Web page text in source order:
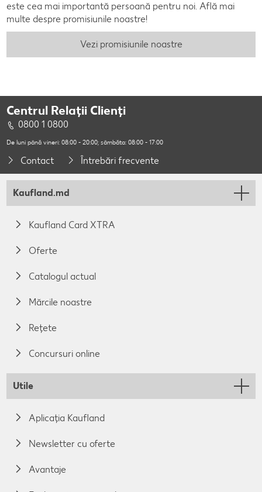
este cea mai importantă persoană pentru noi. Află mai
multe despre promisiunile noastre!
Vezi promisiunile noastre
Centrul Relații Clienți
0800 1 0800
De luni până vineri: 08:00 - 20:00; sâmbăta: 08:00 - 17:00
Contact Întrebări frecvente
Kaufland.md
Kaufland Card XTRA
Oferte
Catalogul actual
Mărcile noastre
Rețete
Concursuri online
Utile
Aplicația Kaufland
Newsletter cu oferte
Avantaje